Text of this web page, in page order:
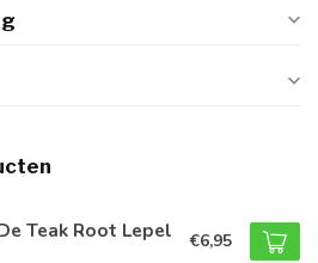
Teak Root Lepel €6,95